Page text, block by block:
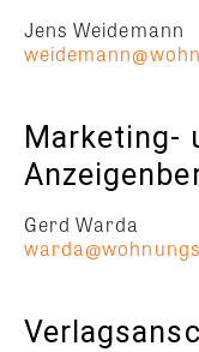
Jens Weidemann
Marketing-
Gerd Warda